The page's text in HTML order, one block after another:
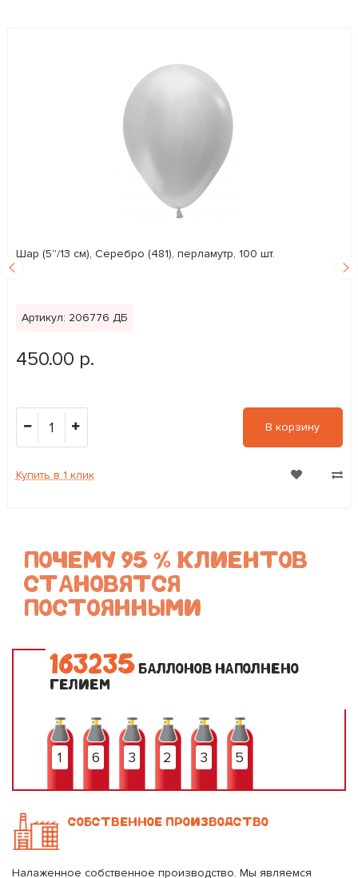
Шар (5''/13 см), Серебро (481), перламутр, 100 шт.
Артикул: 206776 ДБ
450.00 р.
1 В корзину
Купить в 1 клик
ПОЧЕМУ 95 % КЛИЕНТОВ
СТАНОВЯТСЯ
ПОСТОЯННЫМИ
163235 БАЛЛОНОВ НАПОЛНЕНО
ГЕЛИЕМ
1 6 3 2 3 5
СОБСТВЕННОЕ ПРОИЗВОДСТВО
Налаженное собственное производство. Мы являемся